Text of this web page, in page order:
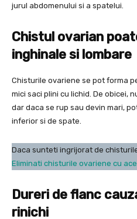
jurul abdomenului si a spatelui.
Chistul ovarian
inghinale si lombare
Chisturile ovariene se pot forma
mici saci plini cu lichid. De obicei,
dar daca se rup sau devin mari,
inferior si de spate.
Daca sunteti ingrijorat de
Eliminati chisturile ovariene cu
Dureri de flanc
rinichi